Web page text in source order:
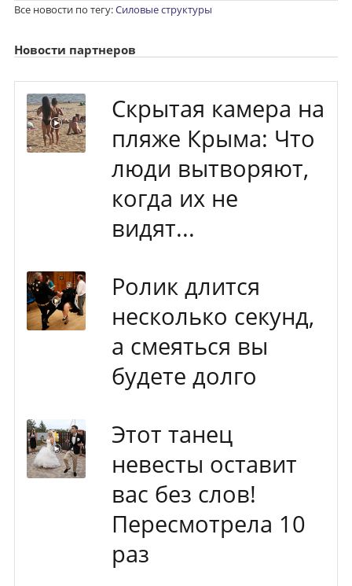
Все новости по тегу:Силовые структуры
Новости партнеров
Скрытая камера на
пляже Крыма: Что
люди вытворяют,
когда их не
видят...
Ролик длится
несколько секунд,
а смеяться вы
будете долго
Этот танец
невесты оставит
вас без слов!
Пересмотрела 10
раз